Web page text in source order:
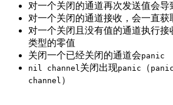
对一个关闭的通道再次发送值会导
对一个关闭的通道接收，会一直获
对一个关闭且没有值的通道执行接
类型的零值
关闭一个已经关闭的通道会panic
nil channel关闭出现panic （
channel ）